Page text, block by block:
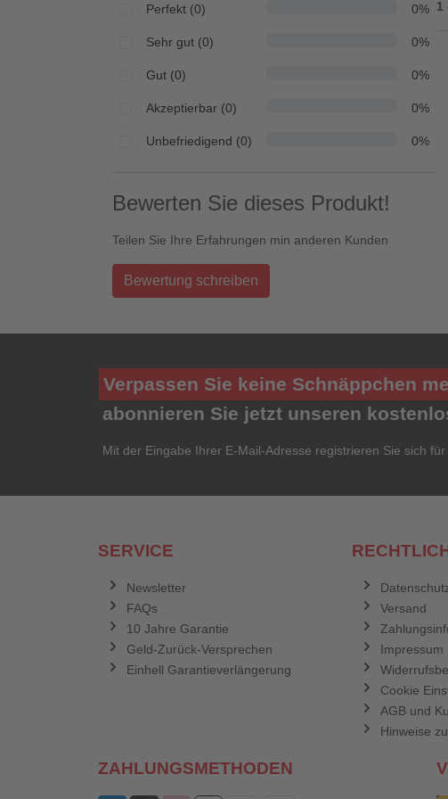
Perfekt (0) 0%
Sehr gut (0) 0%
Gut (0) 0%
Akzeptierbar (0) 0%
Unbefriedigend (0) 0%
Bewerten Sie dieses Produkt!
Teilen Sie Ihre Erfahrungen min anderen Kunden
Bewertung schreiben
1
Verpassen Sie keine Schnäppchen
abonnieren Sie jetzt unseren
Mit der Eingabe Ihrer E-Mail-Adresse registrieren Sie sich
SERVICE
Newsletter
FAQs
10 Jahre Garantie
Geld-Zurück-Versprechen
Einhell Garantieverlängerung
Versand
Impressum
Cookie
AGB und
Hinweise
ZAHLUNGSMETHODEN